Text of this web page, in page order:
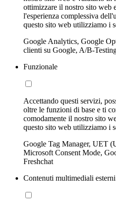
ottimizzare il nostro sito web
l'esperienza complessiva
questo sito web utilizziamo i
Google Analytics, Google
clienti su Google, A/B-
Funzionale
Accettando questi servizi,
oltre le funzioni di base e ti
comodamente il nostro sito
questo sito web utilizziamo i
Google Tag Manager, UET
Microsoft Consent Mode,
Freshchat
Contenuti multimediali esterni